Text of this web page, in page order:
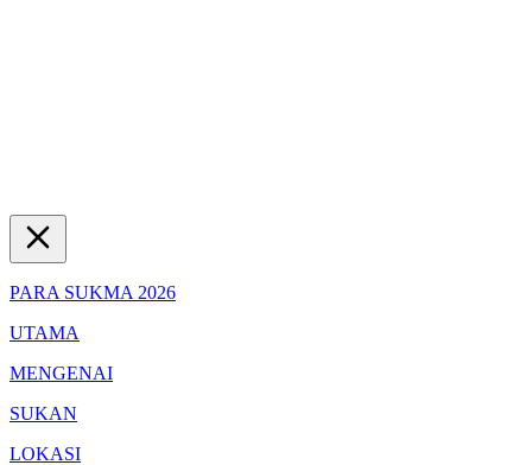
PARA SUKMA 2026
UTAMA
MENGENAI
SUKAN
LOKASI